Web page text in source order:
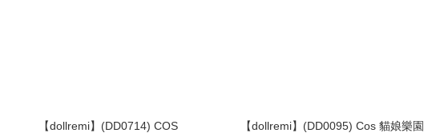
【dollremi】(DD0714) COS
【dollremi】(DD0095) Cos 貓娘樂園